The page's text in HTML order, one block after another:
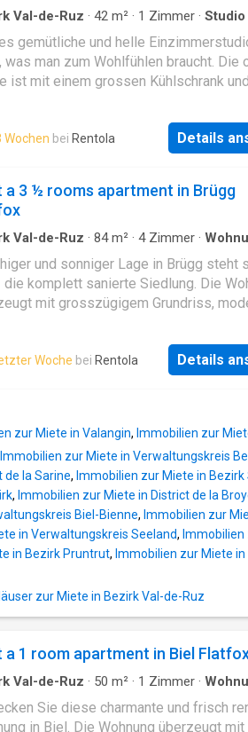
Val-de-Ruz · 42 m² · 1 Zimmer · Studio
gemütliche und helle
was man zum Wohlfühlen braucht. Die
ist mit einem grossen Kühlschrank
und Schlafbereich ein Die Wohnung
und verfügt über:, -Ein Bett, einen
-Ein Aussenparkplatz ist im
-Waschmaschine zur
befindet sich in unmittelbarer
Pensier und bietet eine ideale
Die Autobahn ist in wenigen
Verfügbar ab 1. Juni 2026 oder
Haben wir Ihr Interesse
Wochen bei Rentola Details
a 3 ½ rooms apartment in Brügg
Val-de-Ruz · 84m² · 4Zimmer ·
und sonniger Lage in Brügg steht
die komplett sanierte Siedlung. Die
mit grosszügigem Grundriss,
Vollausgestattete Küche mit
und Granitabdeckung, Edler
Grosszügiger Balkon,
neue Liegenschaften an sonniger
Grünzone mit schöner Bepflanzung,
und ÖV in
Schule und Aarenpromenade in 5
Die Bilder stammen von einem
Dans un endroit calme et
rénové. L'appartement convainc
son équipement moderne et
entièrement équipée avec grand
et revêtement en
Woche bei Rentola Details
zur Miete in Valangin, Immobilien zur
Immobilien zur Miete in Verwaltungskreis
de la Sarine, Immobilien zur Miete in Bezirk
, Immobilien zur Miete in District de la
Biel-Bienne, Immobilien zur
in Verwaltungskreis Seeland,
in Bezirk Pruntrut, Immobilien zur Miete in
zur Miete in Bezirk Val-de-Ruz
a 1 room apartment in Biel
Val-de-Ruz · 50 m² · 1 Zimmer ·
Sie diese charmante und frisch
in Biel. Die Wohnung überzeugt